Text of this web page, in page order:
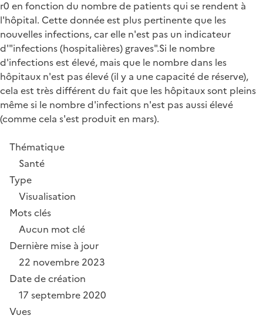
r0 en fonction du nombre de patients qui se rendent à
l'hôpital. Cette donnée est plus pertinente que les
nouvelles infections, car elle n'est pas un indicateur
d'"infections (hospitalières) graves".Si le nombre
d'infections est élevé, mais que le nombre dans les
hôpitaux n'est pas élevé (il y a une capacité de réserve),
cela est très différent du fait que les hôpitaux sont pleins
même si le nombre d'infections n'est pas aussi élevé
(comme cela s'est produit en mars).
Thématique
Santé
Type
Visualisation
Mots clés
Aucun mot clé
Dernière mise à jour
22 novembre 2023
Date de création
17 septembre 2020
Vues